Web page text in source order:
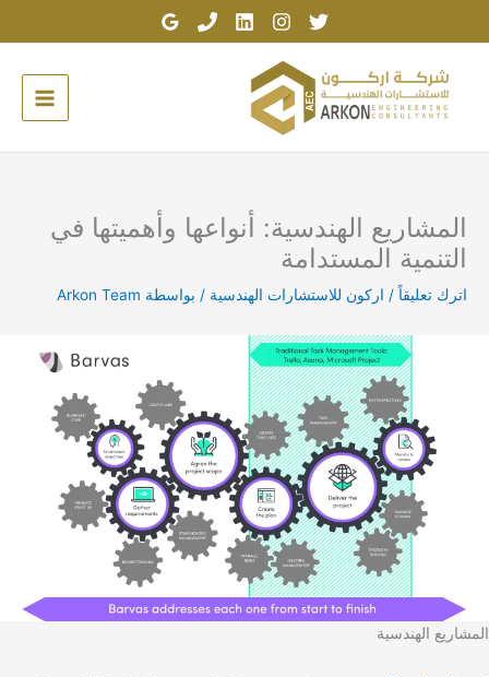
المشاريع الهندسية: أنواعها وأهميتها في
التنمية المستدامة
اترك تعليقاً / اركون للاستشارات الهندسية / بواسطة Arkon Team
المشاريع الهندسية